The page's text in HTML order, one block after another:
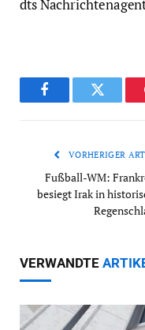
dts
FacebookTwitter
VORHERIGER
Fußball-WM:
besiegt Irak in
VERWANDTE